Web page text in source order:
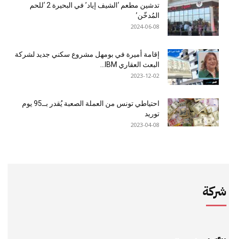
تدشين مطعم ‘الشيف إياد’ في البحيرة 2 ‘للحم
المُدخّن’
2024-06-08
إقامة أميرة في بومهل مشروع سكني جديد لشركة
البعث العقاري IBM...
2023-12-02
احتياطي تونس من العملة الصعبة يُقدر بــ95 يوم
توريد
2023-04-08
شركة